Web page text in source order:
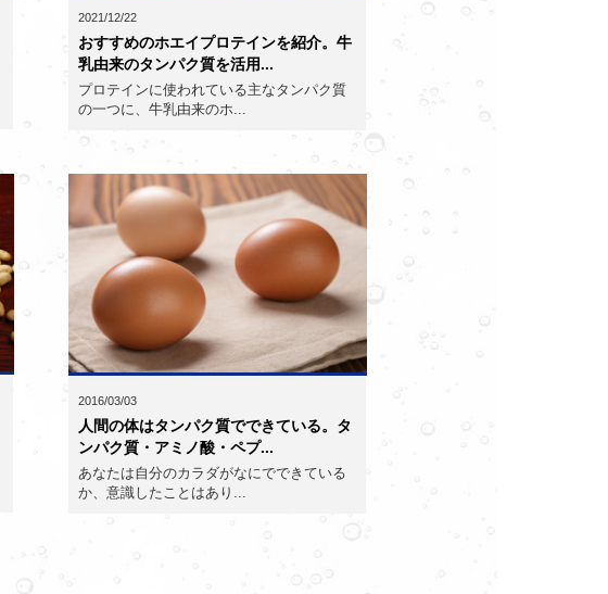
2021/12/22
おすすめのホエイプロテインを紹介。牛
乳由来のタンパク質を活用...
プロテインに使われている主なタンパク質
の一つに、牛乳由来のホ...
2016/03/03
人間の体はタンパク質でできている。タ
ンパク質・アミノ酸・ペプ...
あなたは自分のカラダがなにでできている
か、意識したことはあり...